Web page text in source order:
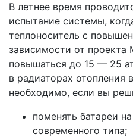
В летнее время
испытание системы,
теплоноситель с
зависимости от
повышаться до 15 — 25
в радиаторах отопления
необходимо, если вы
поменять батареи
современного типа;